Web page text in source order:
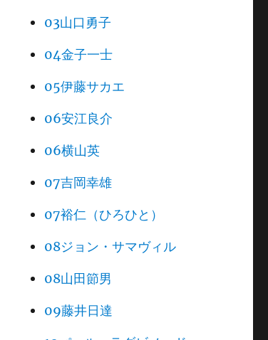
03山口勇子
04金子一士
05伊藤サカエ
06安江良介
06横山英
07吉岡幸雄
07裕仁（ひろひと）
08ジョン・サマヴィル
08山田節男
09藤井日達